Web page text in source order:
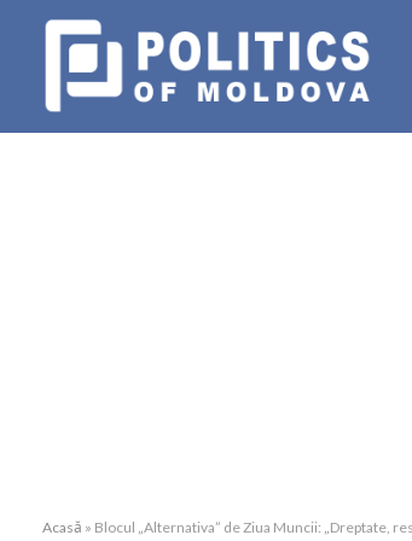
Acasă » Blocul „Alternativa” de Ziua Muncii: „Dreptate,